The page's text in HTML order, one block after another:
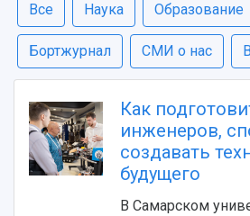
Все Наука Образование
Бортжурнал СМИ о нас
Как
инженеров,
создавать
будущего
В Самарском